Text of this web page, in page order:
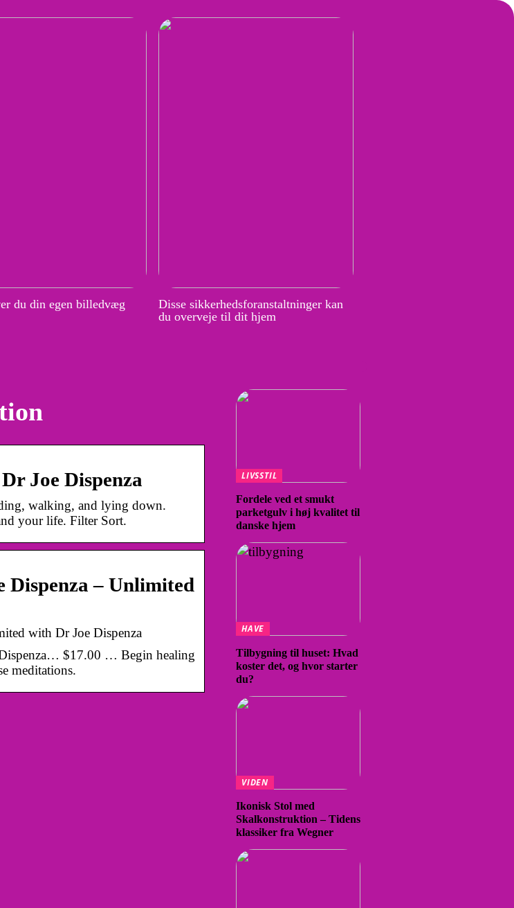
du din egen billedvæg
Disse sikkerhedsforanstaltninger kan
du overveje til dit hjem
Joe Dispenza
walking, and lying down.
your life. Filter Sort.
Dispenza – Unlimited
with Dr Joe Dispenza
$17.00 … Begin healing
meditations.
LIVSSTIL
Fordele ved et smukt
parketgulv i høj kvalitet til
danske hjem
HAVE
Tilbygning til huset: Hvad
koster det, og hvor starter
du?
VIDEN
Ikonisk Stol med
Skalkonstruktion – Tidens
klassiker fra Wegner